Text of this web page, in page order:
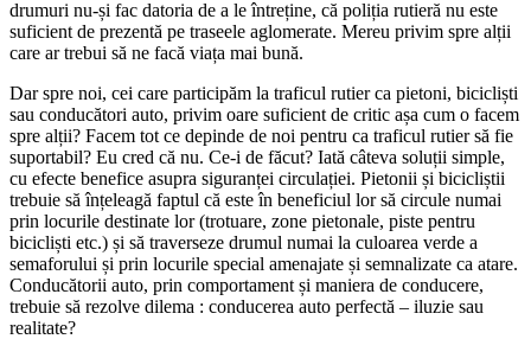
drumuri nu-și fac datoria de a le întreține, că poliția rutieră nu este
suficient de prezentă pe traseele aglomerate. Mereu privim spre alții
care ar trebui să ne facă viața mai bună.
Dar spre noi, cei care participăm la traficul rutier ca pietoni, bicicliști
sau conducători auto, privim oare suficient de critic așa cum o facem
spre alții? Facem tot ce depinde de noi pentru ca traficul rutier să fie
suportabil? Eu cred că nu. Ce-i de făcut? Iată câteva soluții simple,
cu efecte benefice asupra siguranței circulației. Pietonii și bicicliștii
trebuie să înțeleagă faptul că este în beneficiul lor să circule numai
prin locurile destinate lor (trotuare, zone pietonale, piste pentru
bicicliști etc.) și să traverseze drumul numai la culoarea verde a
semaforului și prin locurile special amenajate și semnalizate ca atare.
Conducătorii auto, prin comportament și maniera de conducere,
trebuie să rezolve dilema : conducerea auto perfectă – iluzie sau
realitate?